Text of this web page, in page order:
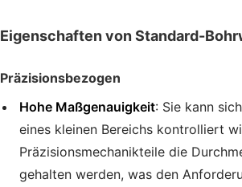
Eigenschaften von Standard-
Präzisionsbezogen
Hohe Maßgenauigkeit: Sie kann
eines kleinen Bereichs kontrolliert
Präzisionsmechanikteile die
gehalten werden, was den